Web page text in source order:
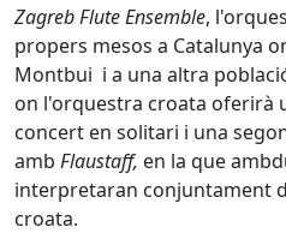
Zagreb Flute Ensemble,
propers mesos a Catalunya
Montbui i a una altra
on l'orquestra croata oferirà
concert en solitari i una
amb Flaustaff, en la que
interpretaran conjuntament
croata.